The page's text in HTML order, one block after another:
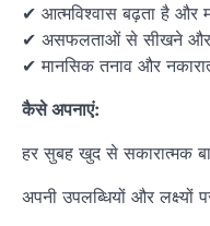
✔ आत्मविश्वास बढ़ता है और
✔ असफलताओं से सीखने और
✔ मानसिक तनाव और
कैसे अपनाएं:
हर सुबह खुद से सकारात्मक
अपनी उपलब्धियों और लक्ष्यों